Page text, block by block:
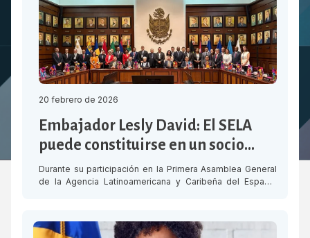
20 febrero de 2026
Embajador Lesly David: El SELA
puede constituirse en un socio
estratégico de la Agencia
Latinoamericana y Caribeña del
Durante su participación en la Primera Asamblea General
de la Agencia Latinoamericana y Caribeña del Espacio
disposición del organismo para respaldar el trabajo de la
ALCE. “El SELA puede constituirse en un socio estratégico